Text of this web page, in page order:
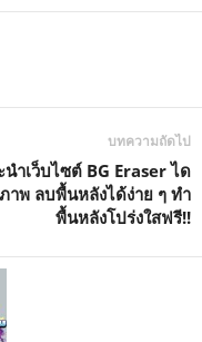
บทความถัดไป
นำเว็บไซต์ BG Eraser ได
าพ ลบพื้นหลังได้ง่าย ๆ ทำ
พื้นหลังโปร่งใสฟรี!!